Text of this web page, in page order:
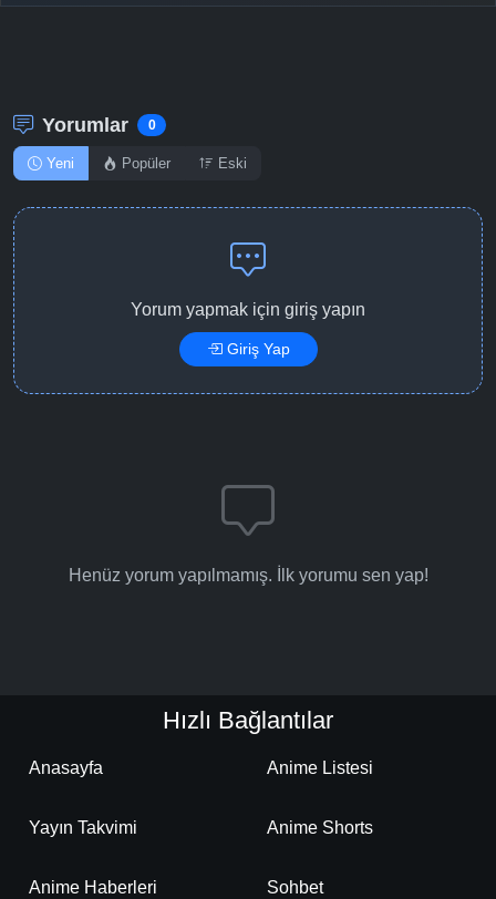
Yorumlar 0
Yeni Popüler Eski
Yorum yapmak için giriş yapın
Giriş Yap
Henüz yorum yapılmamış. İlk yorumu sen yap!
Hızlı Bağlantılar
Anasayfa Anime Listesi
Yayın Takvimi Anime Shorts
Anime Haberleri Sohbet